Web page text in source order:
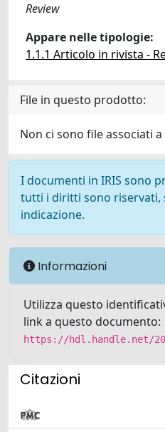
Review
Appare nelle tipologie:
1.1.1 Articolo in rivista -
File in questo prodotto:
Non ci sono file associati
I documenti in IRIS sono
tutti i diritti sono riservati,
indicazione.
Informazioni
Utilizza questo
link a questo documento:
https://hdl.handle.net/
Citazioni